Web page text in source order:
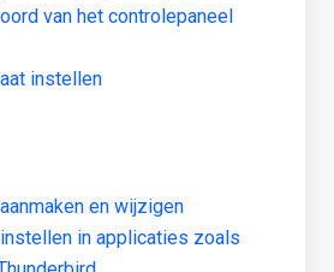
van het controlepaneel
instellen
en wijzigen
in applicaties zoals